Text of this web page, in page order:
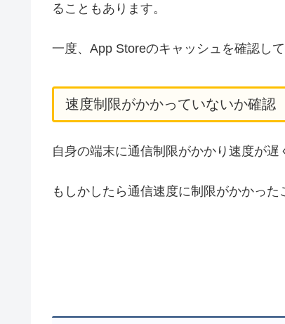
ることもあります。
一度、App Storeのキャッシュを確認して
速度制限がかかっていないか確認
自身の端末に通信制限がかかり速度が遅
もしかしたら通信速度に制限がかかった